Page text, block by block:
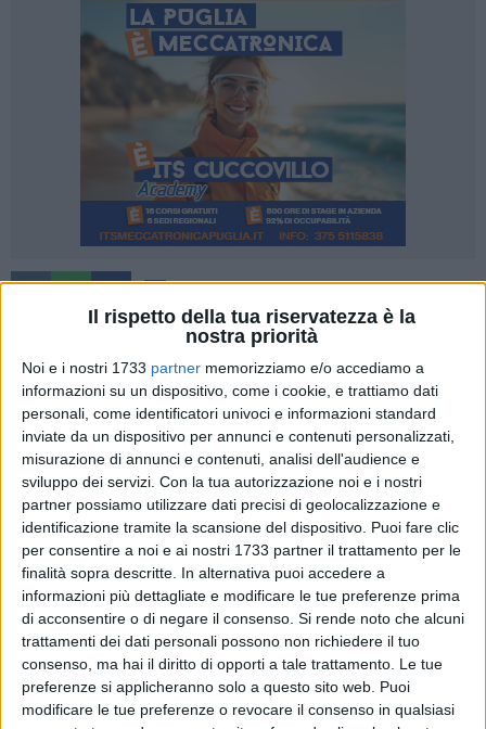
Il rispetto della tua riservatezza è la
nostra priorità
Noi e i nostri 1733 partner memorizziamo e/o accediamo a
informazioni su un dispositivo, come i cookie, e trattiamo dati
personali, come identificatori univoci e informazioni standard
inviate da un dispositivo per annunci e contenuti personalizzati,
misurazione di annunci e contenuti, analisi dell'audience e
sviluppo dei servizi. Con la tua autorizzazione noi e i nostri
partner possiamo utilizzare dati precisi di geolocalizzazione e
identificazione tramite la scansione del dispositivo. Puoi fare clic
per consentire a noi e ai nostri 1733 partner il trattamento per le
finalità sopra descritte. In alternativa puoi accedere a
informazioni più dettagliate e modificare le tue preferenze prima
di acconsentire o di negare il consenso. Si rende noto che alcuni
trattamenti dei dati personali possono non richiedere il tuo
consenso, ma hai il diritto di opporti a tale trattamento. Le tue
preferenze si applicheranno solo a questo sito web. Puoi
modificare le tue preferenze o revocare il consenso in qualsiasi
Proseguirà anche nelle prossime ore, seppur con minore
intensità e con fenomeni a carattere più intermittente, la fase
di maltempo che sta interessando Matera e l'intera
Basilicata.
Una vasta area di bassa pressione determinerà una nuova
perturbazione che interesserà soprattutto il versante
adriatico e gran parte delle regioni meridionali, con la
persistenza di temperature molto basse e di forti venti. Il
Dipartimento della Protezione Civile ha emesso un nuovo
avviso di condizioni meteorologiche avverse che prevede
venti forti dai quadranti settentrionali, con raffiche di
burrasca su Molise, Campania, Basilicata, Puglia, Calabria e
Sicilia.
Sulle stesse Regioni e sull'Abruzzo sono previste ancora